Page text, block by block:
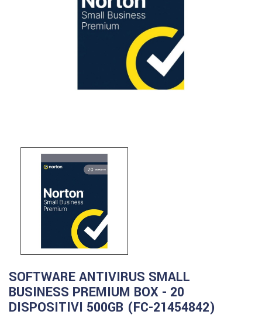
SOFTWARE ANTIVIRUS SMALL
BUSINESS PREMIUM BOX - 20
DISPOSITIVI 500GB (FC-21454842)